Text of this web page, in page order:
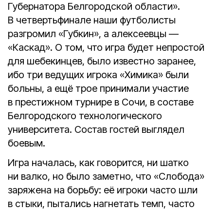
Губернатора Белгородской области».
В четвертьфинале наши футболисты
разгромил «Губкин», а алексеевцы —
«Каскад». О том, что игра будет непростой
для шебекинцев, было известно заранее,
ибо три ведущих игрока «Химика» были
больны, а ещё трое принимали участие
в престижном турнире в Сочи, в составе
Белгородского технологического
университета. Состав гостей выглядел
боевым.
Игра началась, как говорится, ни шатко
ни валко, но было заметно, что «Слобода»
заряжена на борьбу: её игроки часто шли
в стыки, пытались нагнетать темп, часто